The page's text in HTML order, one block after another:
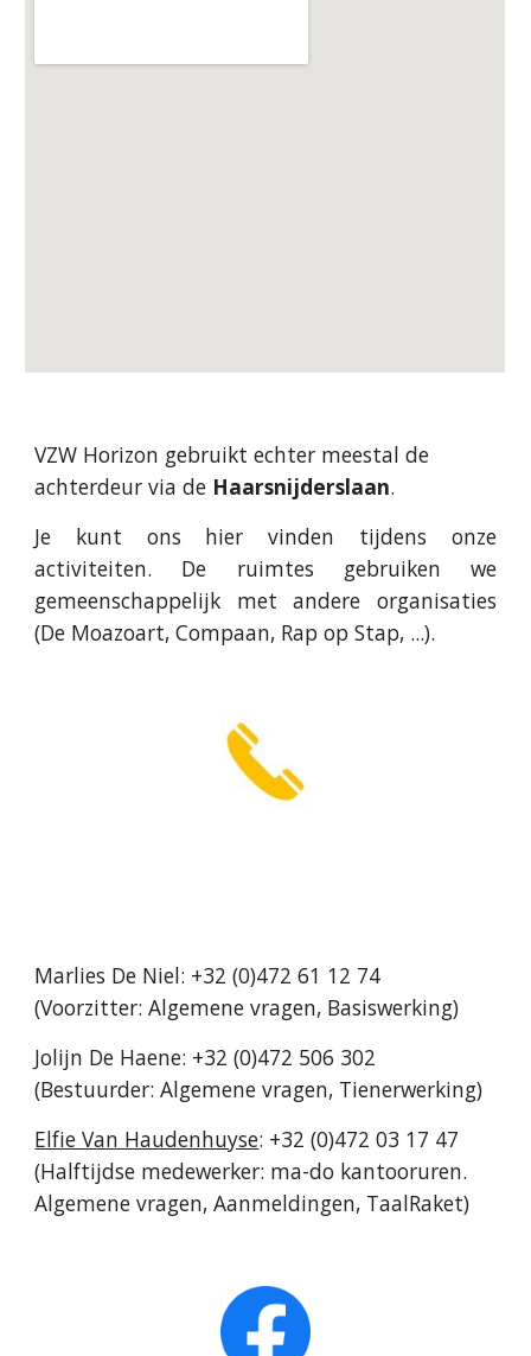
VZW Horizon gebruikt echter meestal de
achterdeur via de Haarsnijderslaan.
Je kunt ons hier vinden tijdens onze
activiteiten. De ruimtes gebruiken we
gemeenschappelijk met andere organisaties
(De Moazoart, Compaan, Rap op Stap, ...).
Marlies De Niel: +32 (0)472 61 12 74
(Voorzitter:Algemene vragen, Basiswerking)
Jolijn De Haene: +32 (0)472 506 302
(Bestuurder: Algemene vragen, Tienerwerking)
Elfie Van Haudenhuyse: +32 (0)472 03 17 47
(Halftijdse medewerker: ma-do kantooruren.
Algemene vragen, Aanmeldingen, TaalRaket)